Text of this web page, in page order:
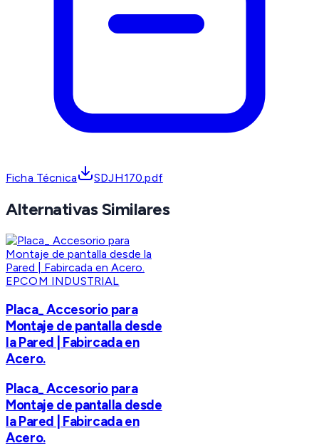
Ficha Técnica SDJH170.pdf
Alternativas Similares
EPCOM INDUSTRIAL
Placa_ Accesorio para
Montaje de pantalla desde
la Pared | Fabircada en
Acero.
Placa_ Accesorio para
Montaje de pantalla desde
la Pared | Fabircada en
Acero.